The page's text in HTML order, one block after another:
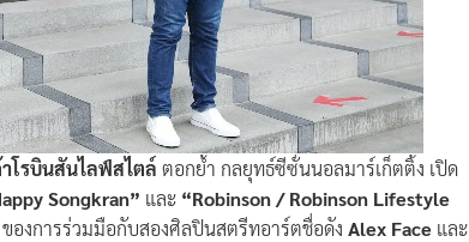
โรบินสันไลฟ์สไตล์ ตอกย้ำ กลยุทธ์ซีซั่นนอลมาร์เก็ตติ้ง เปิด
Songkran” และ “Robinson / Robinson Lifestyle
องการร่วมมือกับสองศิลปินสตรีทอาร์ตชื่อดัง Alex Face และ